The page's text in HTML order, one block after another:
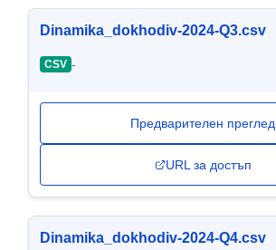
Dinamika_dokhodiv-2024-Q3.csv
CSV -
Предварителен преглед
URL за достъп
Dinamika_dokhodiv-2024-Q4.csv